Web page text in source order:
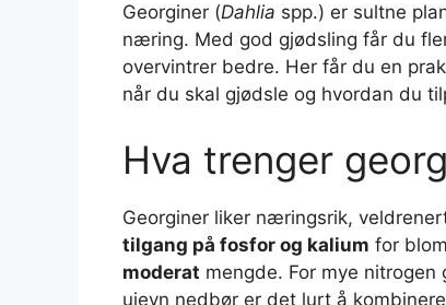
Georginer (Dahlia spp.) er sultne
næring. Med god gjødsling får du
overvintrer bedre. Her får du en
når du skal gjødsle og hvordan du
Hva trenger
Georginer liker næringsrik,
tilgang på fosfor og kalium for
moderat mengde. For mye
ujevn nedbør er det lurt å